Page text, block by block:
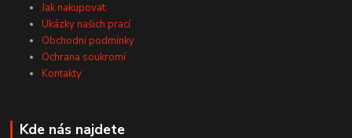
Jak nakupovat
Ukázky našich prací
Obchodní podmínky
Ochrana soukromí
Kontakty
Kde nás najdete